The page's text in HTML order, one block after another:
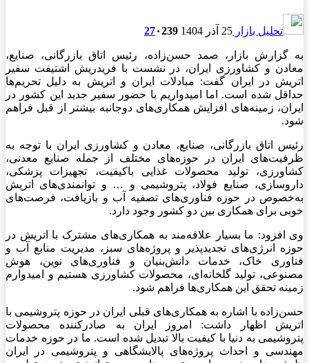
تحلیل بازار 25 آذر 1404 27۰239
به گزارش بازار، صمد حسن‌زاده، رئیس اتاق بازرگانی، صنایع،
معادن و کشاورزی ایران، در نشست با فریدریش اشتیفت سفیر
اتریش در ایران گفت: مبادلات ایران و اتریش به دلیل تحریم‌ها
حداقل شده است. اما امیدواریم با حضور سفیر جدید این کشور در
ایران، زمینه‌های افزایش همکاری‌های دوجانبه بیشتر از قبل فراهم
شود.
رئیس اتاق بازرگانی، صنایع، معادن و کشاورزی ایران با توجه به
ظرفیت‌های ایران در حوزه‌های مختلف از جمله صنایع معدنی،
کشاورزی، تولید محصولات غذایی باکیفیت، تجهیزات پزشکی،
داروسازی، صنایع فولاد، پتروشیمی و … و توانمندی‌های اتریش
به‌خصوص در حوزه فناوری‌های تصفیه آب و بازیافت، فرصت‌های
خوبی برای همکاری بین دو کشور وجود دارد.
وی افزود: ما بسیار علاقه‌مند به همکاری‌های مشترک با اتریش در
حوزه انرژی‌های تجدیدپذیر و پروژه‌های سبز، مدیریت منابع آب و
فناوری خاک، خدمات دانش‌بنیان و فناوری‌های نوین، هوش
مصنوعی، تولید گلخانه‌ای، محصولات کشاورزی هستیم و امیدوارم
زمینه تحقق این همکاری‌ها فراهم شود.
حسن‌زاده با اشاره به همکاری‌های قبلی ایران در حوزه پتروشیمی با
اتریش اظهار داشت: امروز ایران به صادرکننده محصولات
پتروشیمی به دنیا با کیفیت بالا تبدیل شده است. ما در حوزه خدمات
مهندسی و احداث پروژه‌های پالایشگاهی و پتروشیمی در ایران